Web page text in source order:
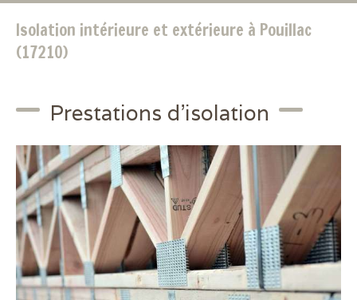
Isolation intérieure et extérieure à Pouillac
(17210)
Prestations d'isolation